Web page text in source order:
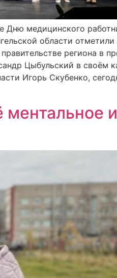
Дню медицинского
области отметили
региона в
Цыбульский в своём
Игорь Скубенко,
ментальное и